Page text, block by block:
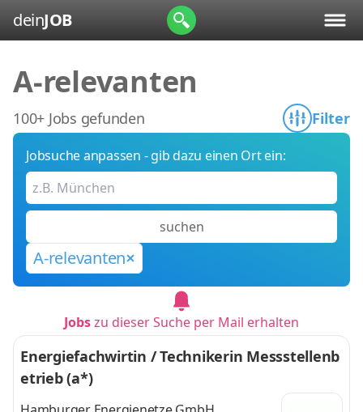
deinJOB
A-relevanten
100+ Jobs gefunden Filter
Jobsuche anpassen - gib dazu einen Ort ein:
suchen
A-relevanten
Jobszu dieser Suche per Mail erhalten
Energiefachwirtin / Technikerin Messstellenb
etrieb (a*)